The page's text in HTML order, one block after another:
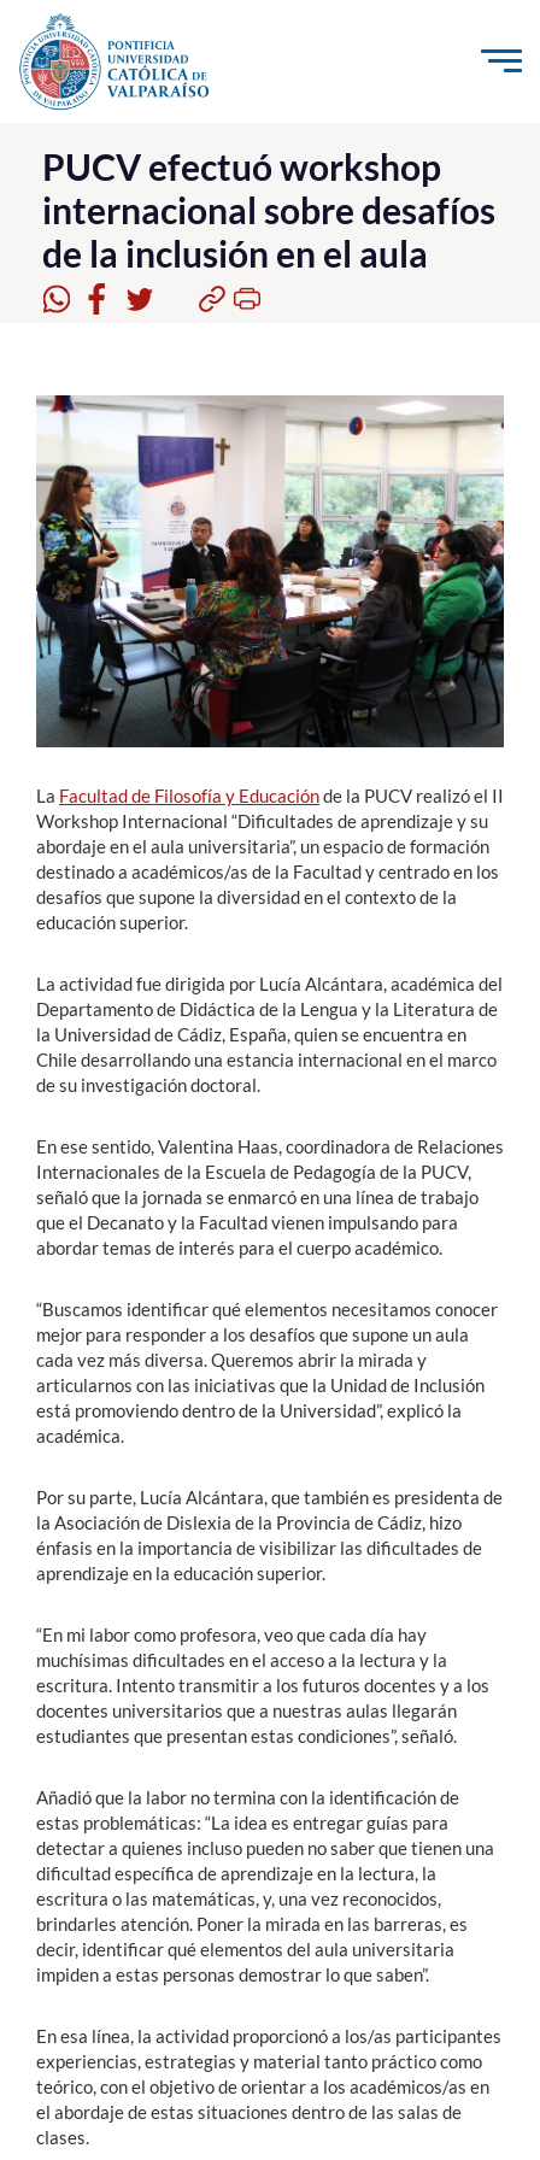
Click acá para ir directamente al contenido
La Universidad
Investigación, Creación e Innovación
PUCV Internacional
Vinculación con el Medio
Pregrado
Postgrado
Formación Continua
Estudiantes
Académicos
Funcionarios
Alumni
English
PUCV efectuó workshop
internacional sobre desafíos
de la inclusión en el aula
La Facultad de Filosofía y Educaciónde la PUCV realizó el II
Workshop Internacional “Dificultades de aprendizaje y su
abordaje en el aula universitaria”, un espacio de formación
destinado a académicos/as de la Facultad y centrado en los
desafíos que supone la diversidad en el contexto de la
educación superior.
La actividad fue dirigida por Lucía Alcántara, académica del
Departamento de Didáctica de la Lengua y la Literatura de
la Universidad de Cádiz, España, quien se encuentra en
Chile desarrollando una estancia internacional en el marco
de su investigación doctoral.
En ese sentido, Valentina Haas, coordinadora de Relaciones
Internacionales de la Escuela de Pedagogía de la PUCV,
señaló que la jornada se enmarcó en una línea de trabajo
que el Decanato y la Facultad vienen impulsando para
abordar temas de interés para el cuerpo académico.
“Buscamos identificar qué elementos necesitamos conocer
mejor para responder a los desafíos que supone un aula
cada vez más diversa. Queremos abrir la mirada y
articularnos con las iniciativas que la Unidad de Inclusión
está promoviendo dentro de la Universidad”, explicó la
académica.
Por su parte, Lucía Alcántara, que también es presidenta de
la Asociación de Dislexia de la Provincia de Cádiz, hizo
énfasis en la importancia de visibilizar las dificultades de
aprendizaje en la educación superior.
“En mi labor como profesora, veo que cada día hay
muchísimas dificultades en el acceso a la lectura y la
escritura. Intento transmitir a los futuros docentes y a los
docentes universitarios que a nuestras aulas llegarán
estudiantes que presentan estas condiciones”, señaló.
Añadió que la labor no termina con la identificación de
estas problemáticas: “La idea es entregar guías para
detectar a quienes incluso pueden no saber que tienen una
dificultad específica de aprendizaje en la lectura, la
escritura o las matemáticas, y, una vez reconocidos,
brindarles atención. Poner la mirada en las barreras, es
decir, identificar qué elementos del aula universitaria
impiden a estas personas demostrar lo que saben”.
En esa línea, la actividad proporcionó a los/as participantes
experiencias, estrategias y material tanto práctico como
teórico, con el objetivo de orientar a los académicos/as en
el abordaje de estas situaciones dentro de las salas de
clases.